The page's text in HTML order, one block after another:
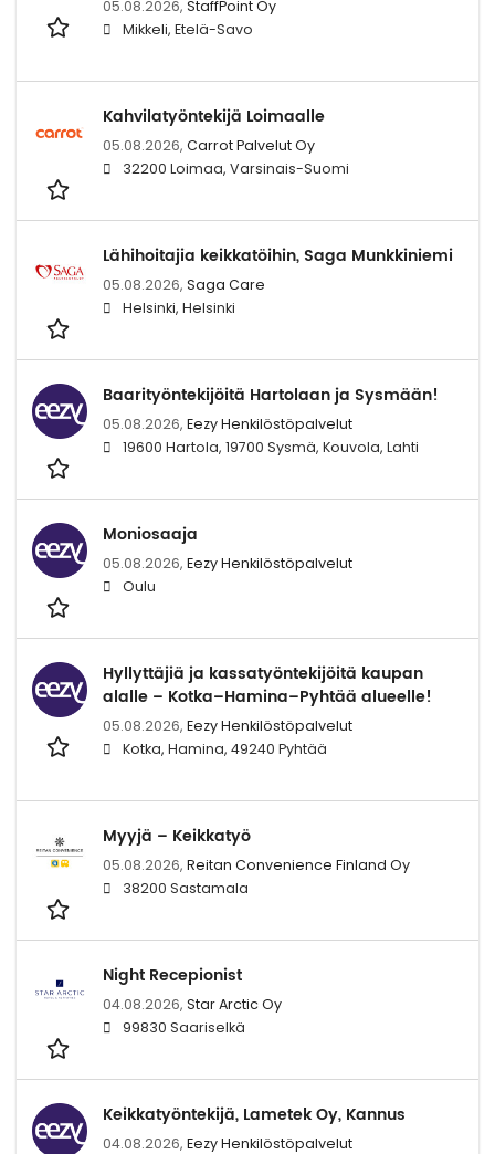
05.08.2026, StaffPoint Oy
Mikkeli, Etelä-Savo
Kahvilatyöntekijä Loimaalle
05.08.2026, Carrot Palvelut Oy
32200 Loimaa, Varsinais-Suomi
Lähihoitajia keikkatöihin, Saga Munkkiniemi
05.08.2026, Saga Care
Helsinki, Helsinki
Baarityöntekijöitä Hartolaan ja Sysmään!
05.08.2026, Eezy Henkilöstöpalvelut
19600 Hartola, 19700 Sysmä, Kouvola, Lahti
Moniosaaja
05.08.2026, Eezy Henkilöstöpalvelut
Oulu
Hyllyttäjiä ja kassatyöntekijöitä kaupan
alalle – Kotka–Hamina–Pyhtää alueelle!
05.08.2026, Eezy Henkilöstöpalvelut
Kotka, Hamina, 49240 Pyhtää
Myyjä – Keikkatyö
05.08.2026, Reitan Convenience Finland Oy
38200 Sastamala
Night Recepionist
04.08.2026, Star Arctic Oy
99830 Saariselkä
Keikkatyöntekijä, Lametek Oy, Kannus
04.08.2026, Eezy Henkilöstöpalvelut